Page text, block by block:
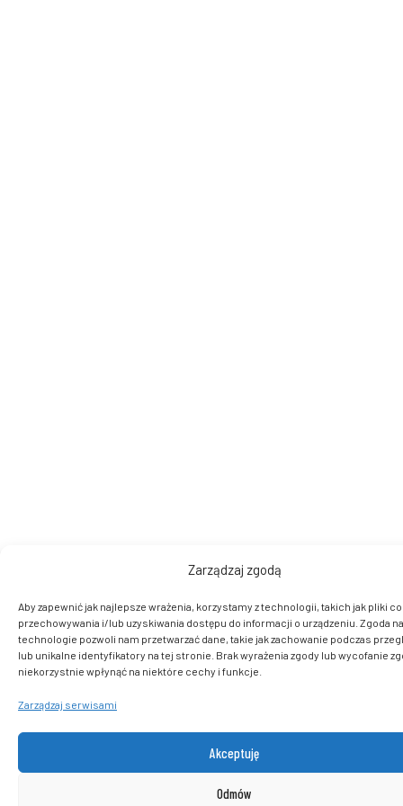
Zarządzaj zgodą
Aby zapewnić jak najlepsze wrażenia, korzystamy z technologii, takich jak pliki
przechowywania i/lub uzyskiwania dostępu do informacji o urządzeniu. Zgoda
technologie pozwoli nam przetwarzać dane, takie jak zachowanie podczas
lub unikalne identyfikatory na tej stronie. Brak wyrażenia zgody lub wycofanie
niekorzystnie wpłynąć na niektóre cechy i funkcje.
Zarządzaj serwisami
Akceptuję
Odmów